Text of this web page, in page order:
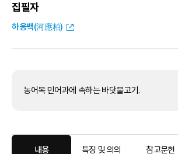
집필자
하응백(河應柏)
농어목 민어과에 속하는 바닷물고기.
내용 특징 및 의의 참고문헌